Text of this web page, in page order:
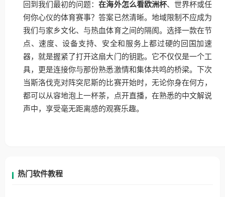
回到我们最初的问题：在海外怎么看欧洲杯、世界杯或任
何你心仪的体育赛事？答案已然清晰。地域限制不应成为
我们与家乡文化、与热血体育之间的隔阂。选择一款在节
点、速度、设备支持、安全和服务上都过硬的回国加速
器，就是握紧了打开这扇大门的钥匙。它不仅仅是一个工
具，更是连接你与那份熟悉激情和集体共鸣的桥梁。下次
当斯洛伐克对阵突尼斯的比赛开始时，无论你身在何方，
都可以从容地泡上一杯茶，点开直播，在熟悉的中文解说
声中，享受毫无距离感的观赛乐趣。
热门软件教程